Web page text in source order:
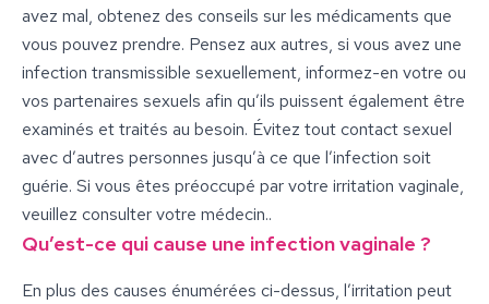
avez mal, obtenez des conseils sur les médicaments que
vous pouvez prendre. Pensez aux autres, si vous avez une
infection transmissible sexuellement, informez-en votre ou
vos partenaires sexuels afin qu’ils puissent également être
examinés et traités au besoin. Évitez tout contact sexuel
avec d’autres personnes jusqu’à ce que l’infection soit
guérie. Si vous êtes préoccupé par votre irritation vaginale,
veuillez consulter votre médecin..
Qu’est-ce qui cause une infection vaginale ?
En plus des causes énumérées ci-dessus, l’irritation peut